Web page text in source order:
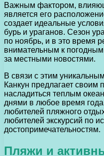
Важным фактором,
является его
создает идеальные
бурь и ураганов. Сезон
по ноябрь, и в это время
внимательным к
за местными новостями.
В связи с этим
Канкун предлагает своим
насладиться теплым
днями в любое время
любителей пляжного
любителей экскурсий по
достопримечательностям.
Пляжи и